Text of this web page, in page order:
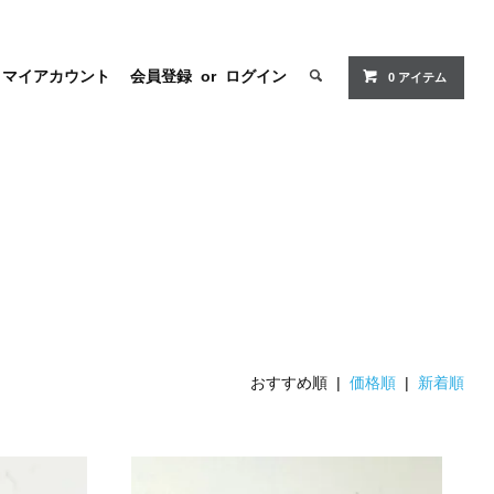
マイアカウント 会員登録 or ログイン 0 アイテム
おすすめ順 |価格順 | 新着順